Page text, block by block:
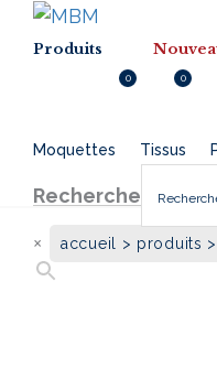
Produits
Inscription
0 0
0.000
Moquettes Tissus
Recherche
× accueil > produits >
Menu
Menu